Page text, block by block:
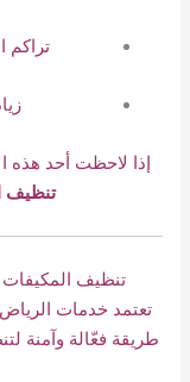
تراكم
إذا لاحظت أحد هذه
تنظيف
تنظيف المكيفات
تعتمد خدمات
طريقة فعّالة وآمنة